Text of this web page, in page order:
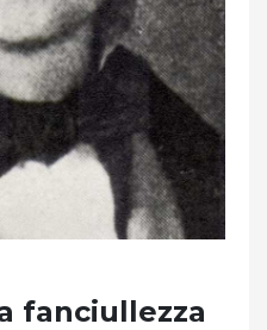
fanciullezza